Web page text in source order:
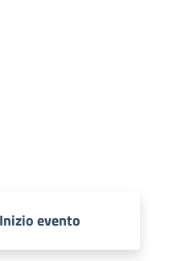
evento